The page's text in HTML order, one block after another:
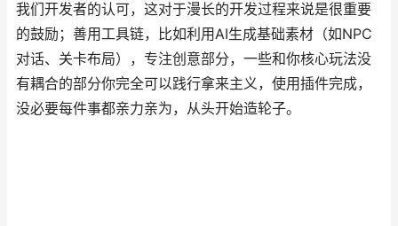
我们开发者的认可，这对于漫长的开发过程来说是很重要
的鼓励；善用工具链，比如利用AI生成基础素材（如NPC
对话、关卡布局），专注创意部分，一些和你核心玩法没
有耦合的部分你完全可以践行拿来主义，使用插件完成，
没必要每件事都亲力亲为，从头开始造轮子。